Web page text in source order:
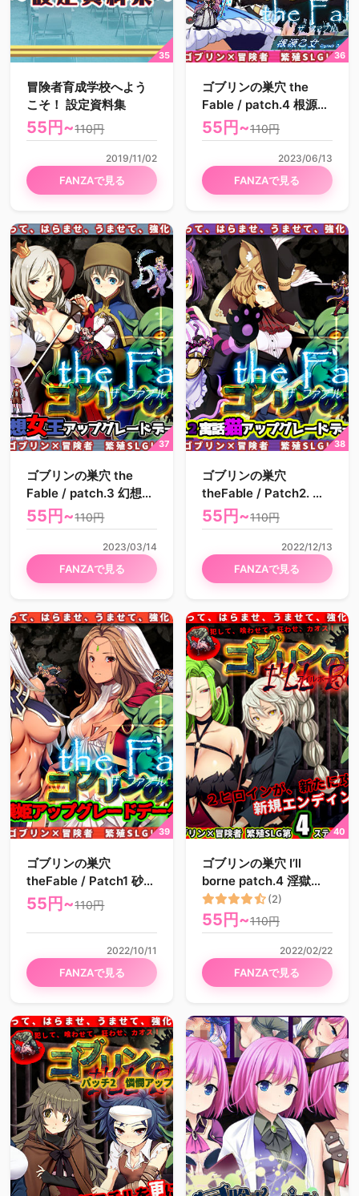
冒険者育成学校へよう
こそ！ 設定資料集
55円~110円
FANZAで見る
2019/11/02
ゴブリンの巣穴 the
Fable / patch.4 根源乙
女アップグレードデー
タ
55円~110円
FANZAで見る
2023/06/13
ゴブリンの巣穴 the
Fable / patch.3 幻想女
王アップグレードデー
タ
55円~110円
FANZAで見る
2023/03/14
ゴブリンの巣穴
theFable / Patch2. 寓
話猫アップグレードデ
ータ
55円~110円
FANZAで見る
2022/12/13
ゴブリンの巣穴
theFable / Patch1 砂漠
姫アップグレードデー
55円~110円
FANZAで見る
2022/10/11
ゴブリンの巣穴 I’ll
borne patch.4 淫獄ア
ップグレードデータ
(2)
55円~110円
FANZAで見る
2022/02/22